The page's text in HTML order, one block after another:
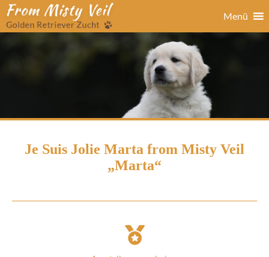
Menü
Je Suis Jolie Marta from Misty Veil
„Marta“